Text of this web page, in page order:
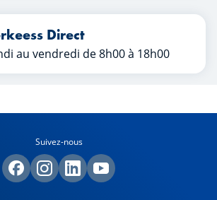
Direct
au vendredi de 8h00 à 18h00
Suivez-nous